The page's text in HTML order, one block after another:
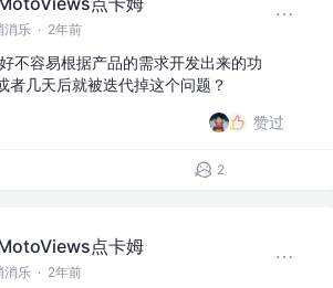
消乐 · 2年前
不容易根据产品的需求开发出来的功
者几天后就被迭代掉这个问题？
赞过
2
点卡姆
消乐 · 2年前